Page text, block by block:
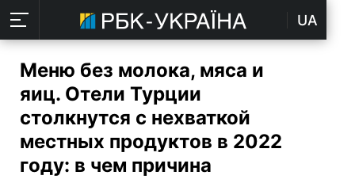
UA
Меню без молока, мяса и
яиц. Отели Турции
столкнутся с нехваткой
местных продуктов в 2022
году: в чем причина